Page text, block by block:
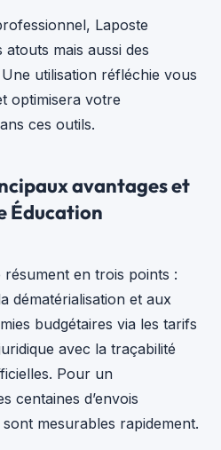
Laposte
mais aussi des
utilisation réfléchie vous
optimisera votre
ces outils.
avantages et
Éducation
résument en trois points :
dématérialisation et aux
budgétaires via les tarifs
avec la traçabilité
Pour un
centaines d’envois
mesurables rapidement.